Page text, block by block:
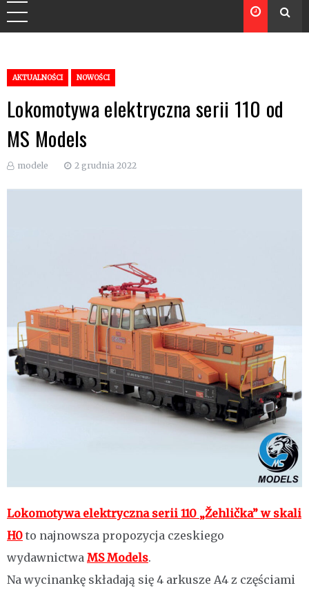
AKTUALNOŚCI NOWOŚCI
Lokomotywa elektryczna serii 110 od
MS Models
modele 2 grudnia 2022
Lokomotywa elektryczna serii 110 „Žehlička” w skali
H0 to najnowsza propozycja czeskiego
wydawnictwa MS Models.
Na wycinankę składają się 4 arkusze A4 z częściami